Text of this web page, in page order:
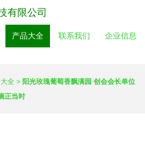
有限公司
产品大全 联系我们 企业信息
全 > 阳光玫瑰葡萄香飘满园 创会会长单位
正当时